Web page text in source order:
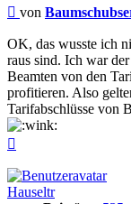
Beitrag
von
OK, das wusste ich
raus sind. Ich war
Beamten von den
profitieren. Also
Tarifabschlüsse von
Hauseltr